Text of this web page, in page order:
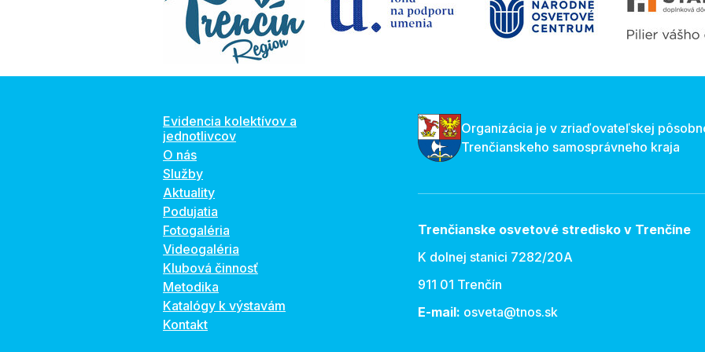
Evidencia kolektívov a
jednotlivcov
O nás
Služby
Aktuality
Podujatia
Fotogaléria
Videogaléria
Klubová činnosť
Metodika
Katalógy k výstavám
Kontakt
Organizácia je v zriaďovateľskej
Trenčianskeho samosprávneho kraja
Trenčianske osvetové stredisko v Trenčíne
K dolnej stanici 7282/20A
911 01 Trenčín
E-mail: osveta@tnos.sk